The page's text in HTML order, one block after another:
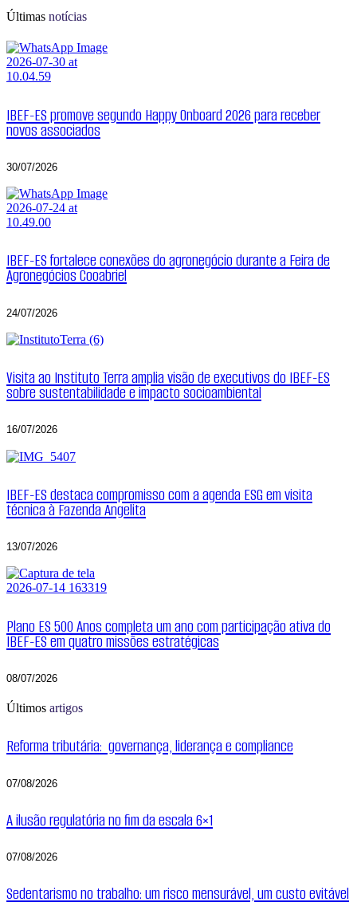
Últimas notícias
IBEF-ES promove segundo Happy Onboard 2026 para receber
novos associados
30/07/2026
IBEF-ES fortalece conexões do agronegócio durante a Feira de
Agronegócios Cooabriel
24/07/2026
Visita ao Instituto Terra amplia visão de executivos do IBEF-ES
sobre sustentabilidade e impacto socioambiental
16/07/2026
IBEF-ES destaca compromisso com a agenda ESG em visita
técnica à Fazenda Angelita
13/07/2026
Plano ES 500 Anos completa um ano com participação ativa do
IBEF-ES em quatro missões estratégicas
08/07/2026
Últimos artigos
Reforma tributária: governança, liderança e compliance
07/08/2026
A ilusão regulatória no fim da escala 6×1
07/08/2026
Sedentarismo no trabalho: um risco mensurável, um custo evitável